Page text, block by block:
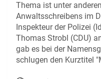
Thema ist unter
Anwaltsschreibens im
Inspekteur der Polizei
Thomas Strobl (CDU)
gab es bei der
schlugen den Kurztitel